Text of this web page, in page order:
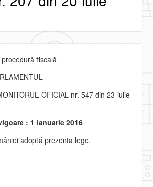
fiscală
OFICIAL nr. 547 din 23 iulie
: 1 ianuarie 2016
adoptă prezenta lege.